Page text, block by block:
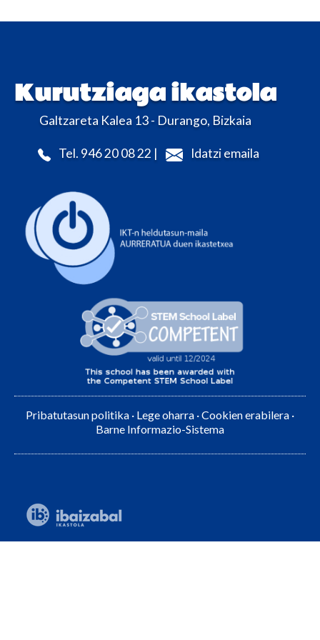
Kurutziaga ikastola
Galtzareta Kalea 13 - Durango, Bizkaia
Tel. 946 20 08 22 | Idatzi emaila
Pribatutasun politika · Lege oharra ·Cookien erabilera ·
Barne Informazio-Sistema